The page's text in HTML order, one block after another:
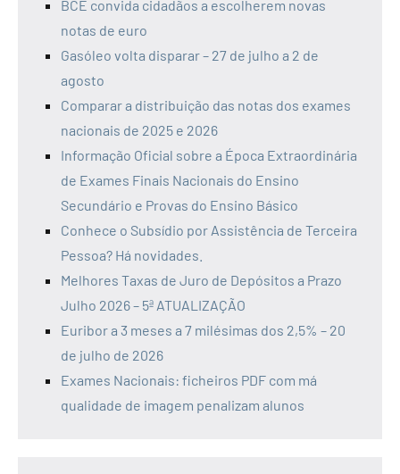
BCE convida cidadãos a escolherem novas
notas de euro
Gasóleo volta disparar – 27 de julho a 2 de
agosto
Comparar a distribuição das notas dos exames
nacionais de 2025 e 2026
Informação Oficial sobre a Época Extraordinária
de Exames Finais Nacionais do Ensino
Secundário e Provas do Ensino Básico
Conhece o Subsídio por Assistência de Terceira
Pessoa? Há novidades.
Melhores Taxas de Juro de Depósitos a Prazo
Julho 2026 – 5ª ATUALIZAÇÃO
Euribor a 3 meses a 7 milésimas dos 2,5% – 20
de julho de 2026
Exames Nacionais: ficheiros PDF com má
qualidade de imagem penalizam alunos